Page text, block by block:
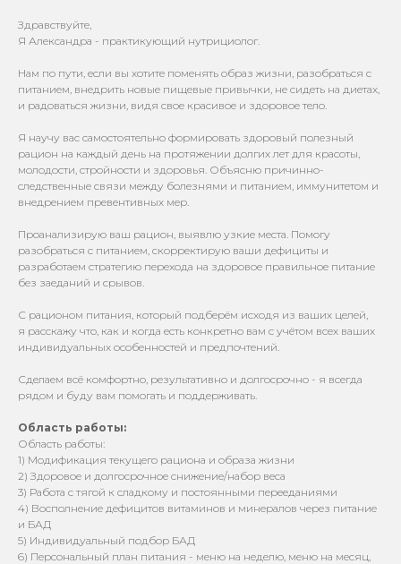
Здравствуйте,
Я Александра - практикующий нутрициолог.
Нам по пути, если вы хотите поменять образ жизни, разобраться с
питанием, внедрить новые пищевые привычки, не сидеть на диетах,
и радоваться жизни, видя свое красивое и здоровое тело.
Я научу вас самостоятельно формировать здоровый полезный
рацион на каждый день на протяжении долгих лет для красоты,
молодости, стройности и здоровья. Объясню причинно-
следственные связи между болезнями и питанием, иммунитетом и
внедрением превентивных мер.
Проанализирую ваш рацион, выявлю узкие места. Помогу
разобраться с питанием, скорректирую ваши дефициты и
разработаем стратегию перехода на здоровое правильное питание
без заеданий и срывов.
С рационом питания, который подберём исходя из ваших целей,
я расскажу что, как и когда есть конкретно вам с учётом всех ваших
индивидуальных особенностей и предпочтений.
Сделаем всё комфортно, результативно и долгосрочно - я всегда
рядом и буду вам помогать и поддерживать.
Область работы:
Область работы:
1) Модификация текущего рациона и образа жизни
2) Здоровое и долгосрочное снижение/набор веса
3) Работа с тягой к сладкому и постоянными перееданиями
4) Восполнение дефицитов витаминов и минералов через питание
и БАД
5) Индивидуальный подбор БАД
6) Персональный план питания - меню на неделю, меню на месяц,